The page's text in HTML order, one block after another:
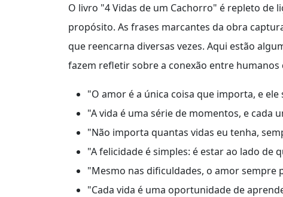
O livro "4 Vidas de um Cachorro" é repleto de
propósito. As frases marcantes da obra
que reencarna diversas vezes. Aqui estão
fazem refletir sobre a conexão entre humanos
"O amor é a única coisa que importa, e
"A vida é uma série de momentos, e cada
"Não importa quantas vidas eu tenha,
"A felicidade é simples: é estar ao lado de
"Mesmo nas dificuldades, o amor sempre
"Cada vida é uma oportunidade de